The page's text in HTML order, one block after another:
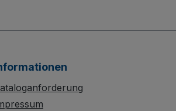
je
Stapeln Sie Ihre
nachträglich montierbar
dank manueller